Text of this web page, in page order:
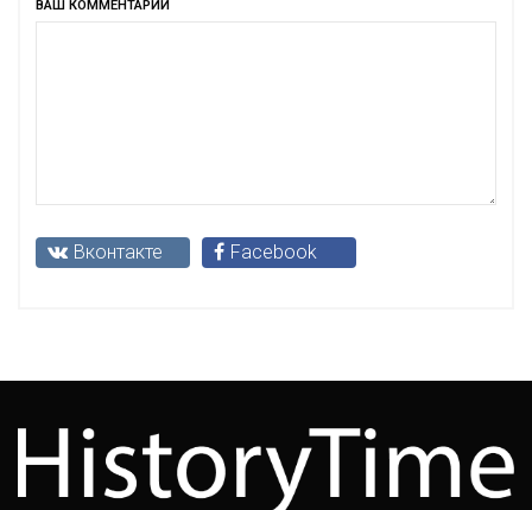
ВАШ КОММЕНТАРИЙ
Вконтакте Facebook